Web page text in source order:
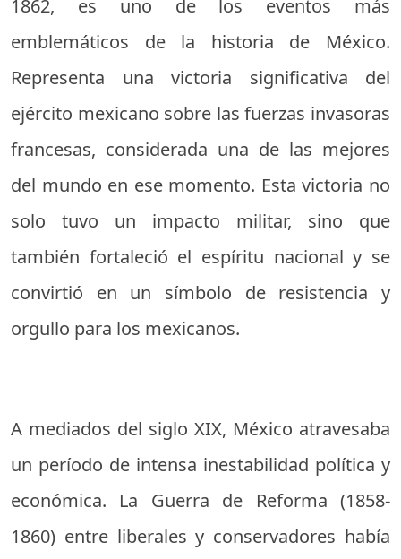
1862, es uno de los eventos más
emblemáticos de la historia de México.
Representa una victoria significativa del
ejército mexicano sobre las fuerzas invasoras
francesas, considerada una de las mejores
del mundo en ese momento. Esta victoria no
solo tuvo un impacto militar, sino que
también fortaleció el espíritu nacional y se
convirtió en un símbolo de resistencia y
orgullo para los mexicanos.
A mediados del siglo XIX, México atravesaba
un período de intensa inestabilidad política y
económica. La Guerra de Reforma (1858-
1860) entre liberales y conservadores había